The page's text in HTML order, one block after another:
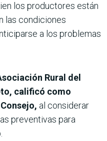
los productores están
las condiciones
a los problemas
Rural del
calificó como
al considerar
preventivas para